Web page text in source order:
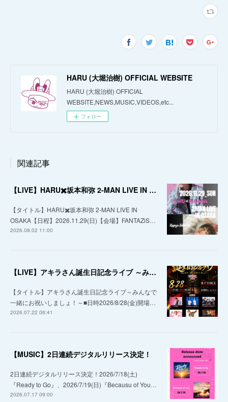
HARU (大堀治樹) OFFICIAL WEBSITE
HARU (大堀治樹) OFFICIAL
WEBSITE,NEWS,MUSIC,VIDEOS,etc...
フォロー
関連記事
【LIVE】HARU✖️坂本和弥 2-MAN LIVE IN OSAKA
【タイトル】HARU✖️坂本和弥 2-MAN LIVE IN
OSAKA【日程】2026.11.29(日)【会場】FANTAZiS…
2026.08.02 11:00
【LIVE】アキラさん誕生日記念ライブ ～みんなで一緒にお祝いしましょ！～
【タイトル】アキラさん誕生日記念ライブ～みんなで
一緒にお祝いしましょ！～■日時2026/8/28(金)開場…
2026.07.22 06:41
【MUSIC】2日連続デジタルリリース決定！
2日連続デジタルリリース決定！2026/7/18(土)
『Ready to Go』、2026/7/19(日)『Becausu of You…
2026.07.17 09:00